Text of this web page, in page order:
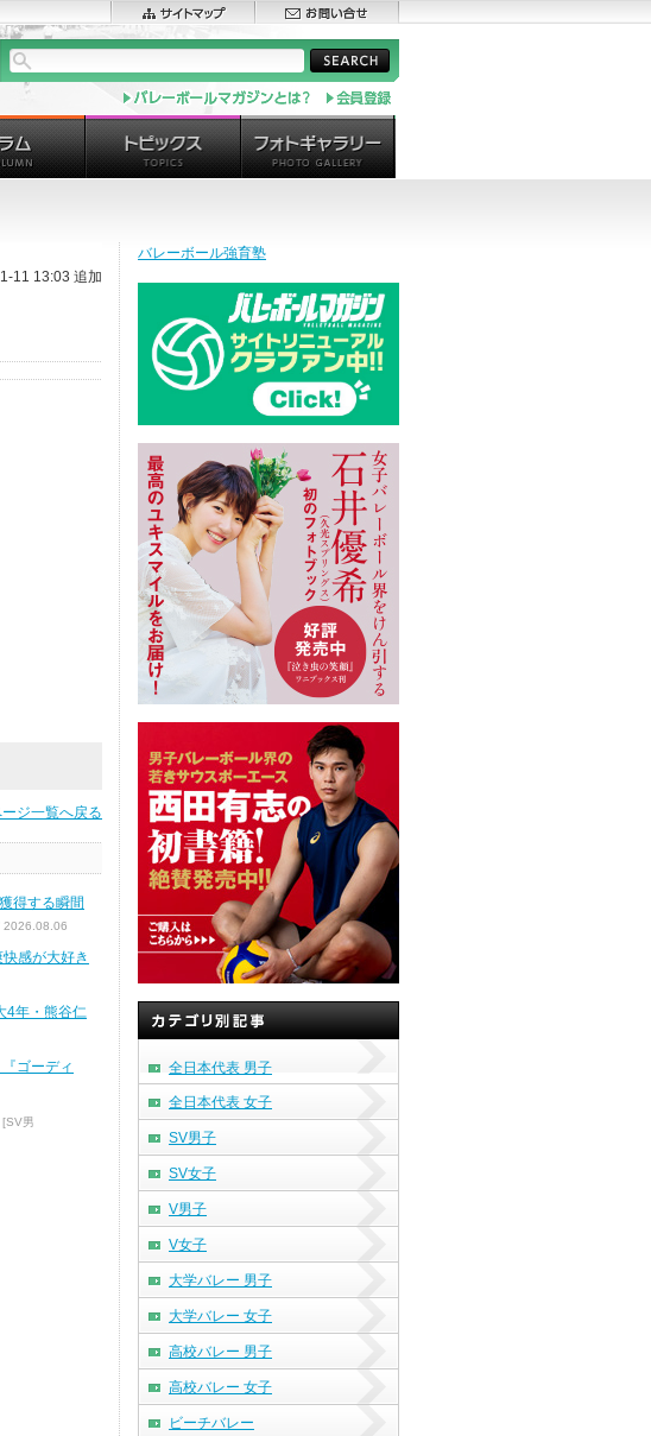
11 13:03 追加
ジ一覧へ戻る
得する瞬間
2026.08.06
感が大好き
4年・熊谷仁
ゴーディ
[SV男
バレーボール強育塾
全日本代表 男子
全日本代表 女子
SV男子
SV女子
V男子
V女子
大学バレー 男子
大学バレー 女子
高校バレー 男子
高校バレー 女子
ビーチバレー